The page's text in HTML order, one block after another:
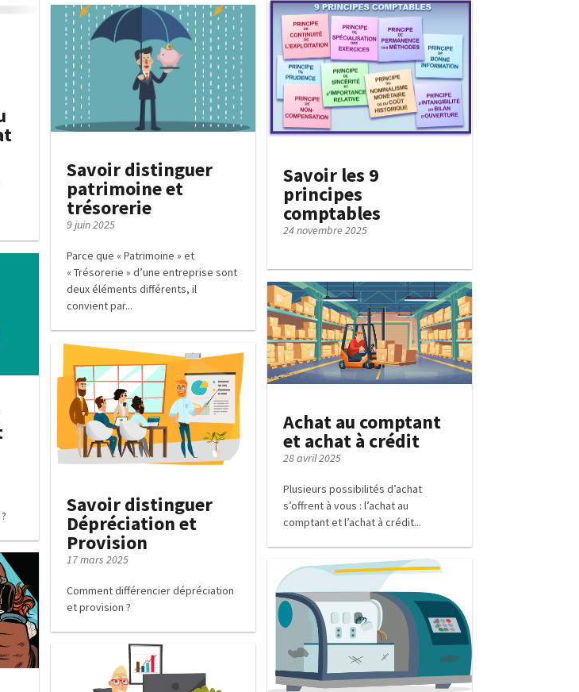
Savoir les 9
principes
comptables
24 novembre 2025
Savoir distinguer
patrimoine et
trésorerie
9 juin 2025
Parce que « Patrimoine » et
« Trésorerie » d’une entreprise sont
deux éléments différents, il
convient par...
Achat au comptant
et achat à crédit
28 avril 2025
Plusieurs possibilités d’achat
s’offrent à vous : l’achat au
comptant et l’achat à crédit...
Savoir distinguer
Dépréciation et
Provision
17 mars 2025
Comment différencier dépréciation
et provision ?